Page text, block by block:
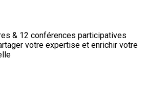
& 12 conférences participatives
votre expertise et enrichir votre